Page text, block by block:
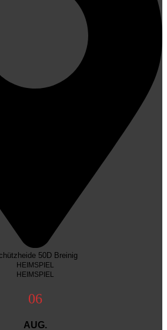
Weforma Pokal
Weforma Pokal
: Germainia Hilfarth